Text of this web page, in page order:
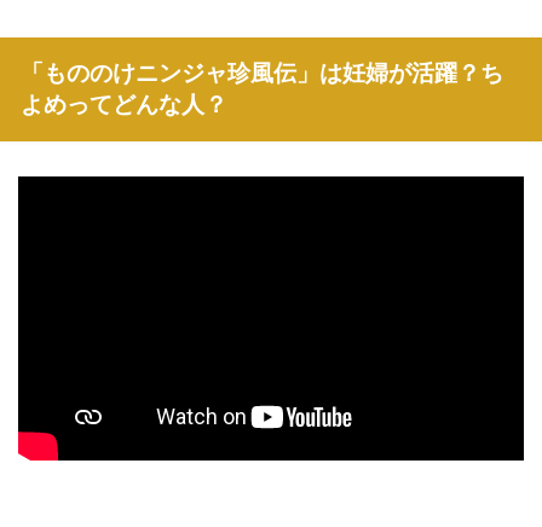
「もののけニンジャ珍風伝」は妊婦が活躍？ち
よめってどんな人？